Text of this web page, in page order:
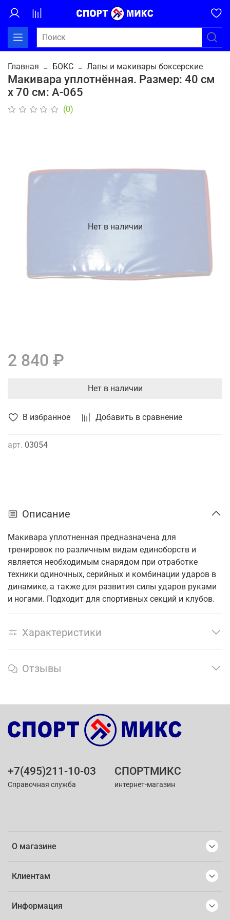
Главная БОКС Лапы и макивары боксерские
Макивара уплотнённая. Размер: 40 см
х 70 см: А-065
(0)
В избранное Добавить в сравнение
арт. 03054
Нет в наличии
2 840 ₽
Нет в наличии
Описание
Макивара уплотненная предназначена для
тренировок по различным видам единоборств и
является необходимым снарядом при отработке
техники одиночных, серийных и комбинации ударов в
динамике, а также для развития силы ударов руками
и ногами. Подходит для спортивных секций и клубов.
Характеристики
Отзывы
О магазине
Клиентам
Информация
+7(495)211-10-03
Справочная служба
СПОРТМИКС
интернет-магазин